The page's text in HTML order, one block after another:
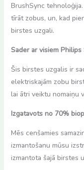
BrushSync
tīrāt zobus, un, kad
birstes uzgali.
Sader ar visiem
Šis birstes uzgalis ir
elektriskajām zobu
lai ātri veiktu nomaiņu
Izgatavots no 70%
Mēs cenšamies
izmantošanu mūsu
izmantota šajā birstes